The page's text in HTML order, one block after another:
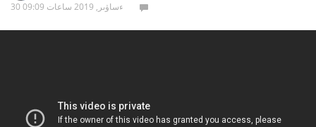
30 ءساۋىر, 2019 ساعات 09:09